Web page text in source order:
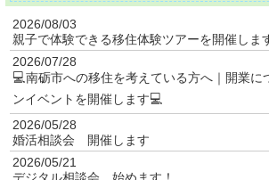
2026/08/03
親子で体験できる移住体験ツアーを開催しま
2026/07/28
💻南砺市への移住を考えている方へ｜開業に
ンイベントを開催します💻
2026/05/28
婚活相談会 開催します
2026/05/21